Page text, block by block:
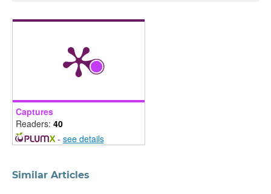
Captures
Readers: 40
- see details
Similar Articles